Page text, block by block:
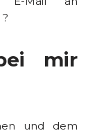
mir
und dem